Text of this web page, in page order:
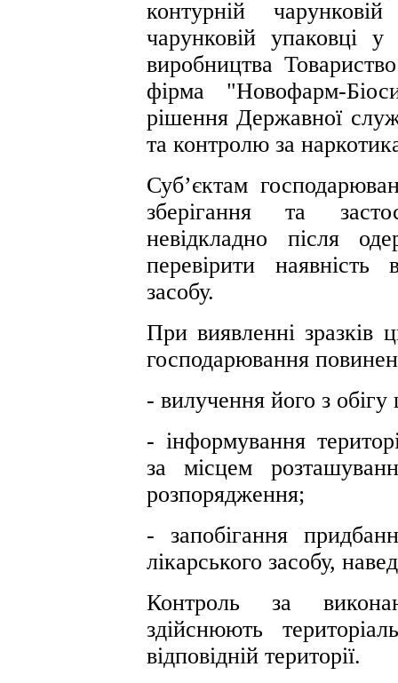
контурній
чарунковій упаковці
виробництва
фірма "Новофарм-
рішення Державної
та контролю за
Суб’єктам
зберігання та
невідкладно після
перевірити наявність
засобу.
При виявленні зразків
господарювання
- вилучення його з
- інформування
за місцем
розпорядження;
- запобігання
лікарського засобу,
Контроль за
здійснюють
відповідній території.